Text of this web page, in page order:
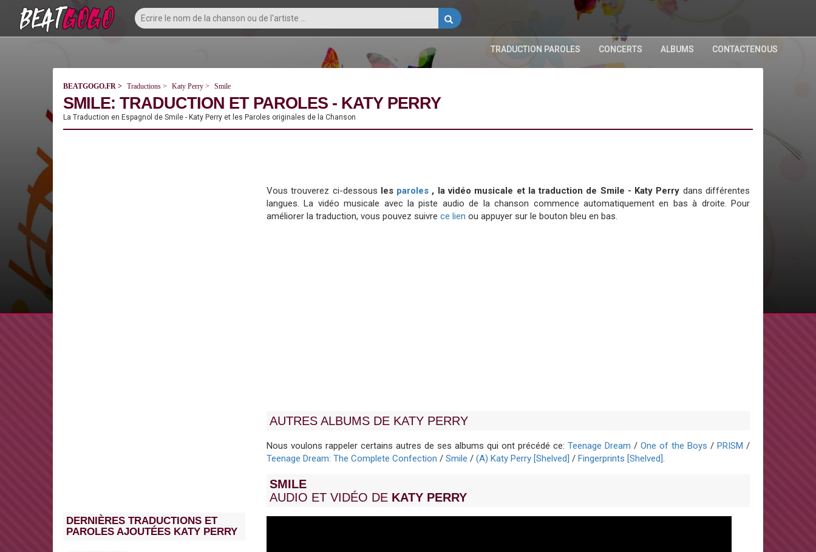
TRADUCTION PAROLES CONCERTS ALBUMS CONTACTENOUS
BEATGOGO.FR Traductions Katy Perry Smile
SMILE: TRADUCTION ET PAROLES - KATY PERRY
La Traduction en Espagnol de Smile - Katy Perry et les Paroles originales de la Chanson
Vous trouverez ci-dessous les paroles , la vidéo musicale et la traduction de Smile - Katy Perry dans différentes
langues. La vidéo musicale avec la piste audio de la chanson commence automatiquement en bas à droite. Pour
améliorer la traduction, vous pouvez suivre ce lien ou appuyer sur le bouton bleu en bas.
AUTRES ALBUMS DE KATY PERRY
Nous voulons rappeler certains autres de ses albums qui ont précédé ce: Teenage Dream / One of the Boys / PRISM /
Teenage Dream: The Complete Confection / Smile / (A) Katy Perry [Shelved] / Fingerprints [Shelved].
SMILE
AUDIO ET VIDÉO DE KATY PERRY
DERNIÈRES TRADUCTIONS ET
PAROLES AJOUTÉES KATY PERRY